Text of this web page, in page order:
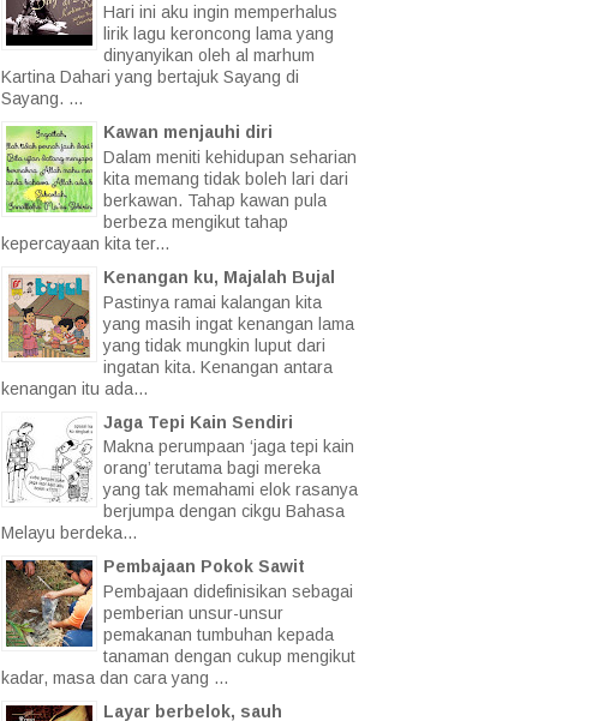
Hari ini aku ingin memperhalus
lirik lagu keroncong lama yang
dinyanyikan oleh al marhum
Kartina Dahari yang bertajuk Sayang di
Sayang. ...
Kawan menjauhi diri
Dalam meniti kehidupan seharian
kita memang tidak boleh lari dari
berkawan. Tahap kawan pula
berbeza mengikut tahap
kepercayaan kita ter...
Kenangan ku, Majalah Bujal
Pastinya ramai kalangan kita
yang masih ingat kenangan lama
yang tidak mungkin luput dari
ingatan kita. Kenangan antara
kenangan itu ada...
Jaga Tepi Kain Sendiri
Makna perumpaan ‘jaga tepi kain
orang’ terutama bagi mereka
yang tak memahami elok rasanya
berjumpa dengan cikgu Bahasa
Melayu berdeka...
Pembajaan Pokok Sawit
Pembajaan didefinisikan sebagai
pemberian unsur-unsur
pemakanan tumbuhan kepada
tanaman dengan cukup mengikut
kadar, masa dan cara yang ...
Layar berbelok, sauh